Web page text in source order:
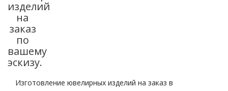
изделий
на
заказ
по
вашему
эскизу.
Изготовление ювелирных изделий на заказ в